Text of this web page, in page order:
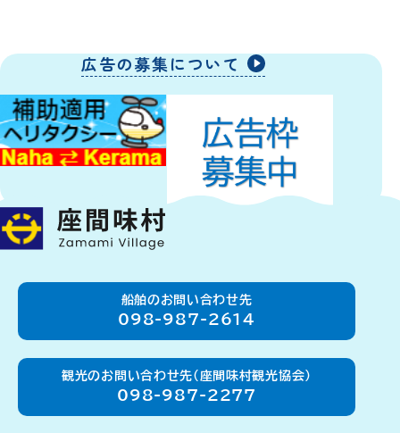
広告の募集について
船舶のお問い合わせ先
098-987-2614
観光のお問い合わせ先（座間味村観光協会）
098-987-2277